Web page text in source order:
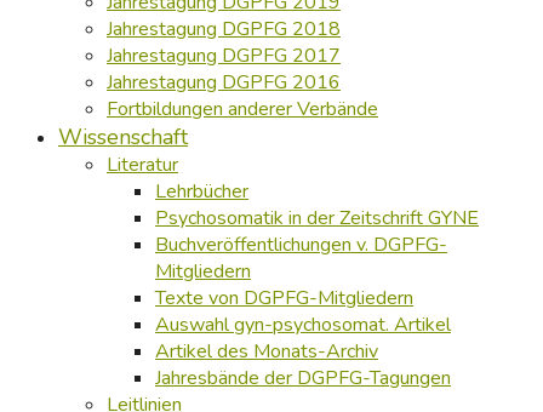
Jahrestagung DGPFG 2018
Jahrestagung DGPFG 2017
Jahrestagung DGPFG 2016
Fortbildungen anderer Verbände
Wissenschaft
Literatur
Lehrbücher
Psychosomatik in der Zeitschrift GYNE
Buchveröffentlichungen v. DGPFG-
Mitgliedern
Texte von DGPFG-Mitgliedern
Auswahl gyn-psychosomat. Artikel
Artikel des Monats-Archiv
Jahresbände der DGPFG-Tagungen
Leitlinien